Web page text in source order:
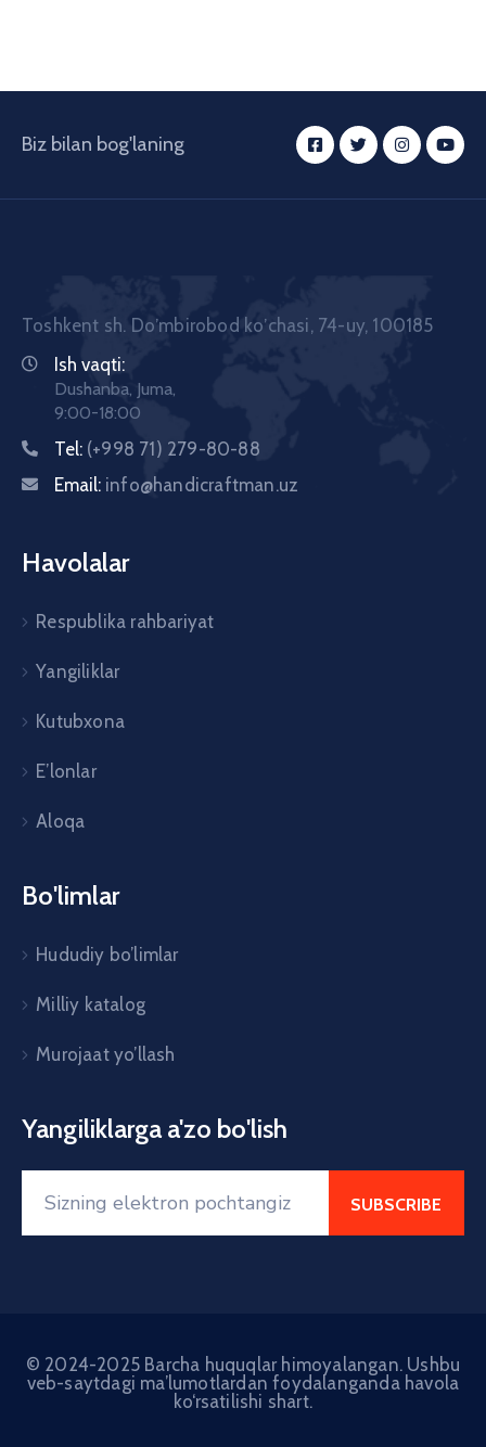
Biz bilan bog'laning
Toshkent sh. Doʼmbirobod koʼchasi, 74-uy, 100185
Ish vaqti:
Dushanba, Juma,
9:00-18:00
Tel: (+998 71) 279-80-88
Email: info@handicraftman.uz
Havolalar
Respublika rahbariyat
Yangiliklar
Kutubxona
E’lonlar
Aloqa
Bo'limlar
Hududiy bo’limlar
Milliy katalog
Murojaat yo’llash
Yangiliklarga a'zo bo'lish
© 2024-2025 Barcha huquqlar himoyalangan. Ushbu
veb-saytdagi ma’lumotlardan foydalanganda havola
ko‘rsatilishi shart.